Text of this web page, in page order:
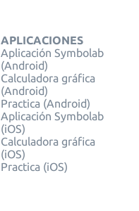
APLICACIONES
Aplicación Symbolab
(Android)
Calculadora gráfica
(Android)
Practica (Android)
Aplicación Symbolab
(iOS)
Calculadora gráfica
(iOS)
Practica (iOS)